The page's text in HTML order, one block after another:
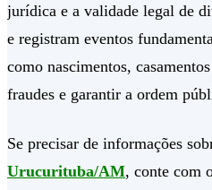
jurídica e a validade legal de
e registram eventos
como nascimentos,
fraudes e garantir a ordem
Se precisar de informações
Urucurituba/AM, conte com